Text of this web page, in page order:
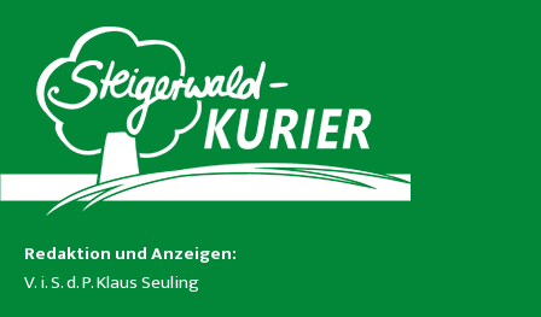
Redaktion und Anzeigen:
V. i. S. d. P. Klaus Seuling